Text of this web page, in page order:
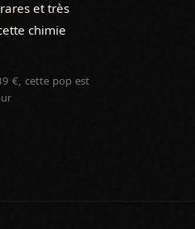
et très
chimie
€, cette pop est